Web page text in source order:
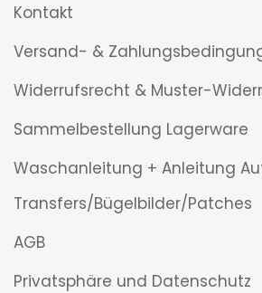
Kontakt
Versand- &
Widerrufsrecht & Muster-
Sammelbestellung Lagerware
Waschanleitung + Anleitung
Transfers/Bügelbilder/Patches
AGB
Privatsphäre und Datenschutz